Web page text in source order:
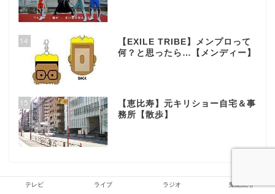
14
【EXILE TRIBE】メンプロって
何？と思ったら…【メンディー】
15
【恵比寿】元キリショー自宅＆事
務所【散歩】
テレビ ライブ ラジオ 鬼龍院翔